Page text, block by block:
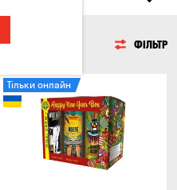
ФІЛЬТР
Тільки онлайн